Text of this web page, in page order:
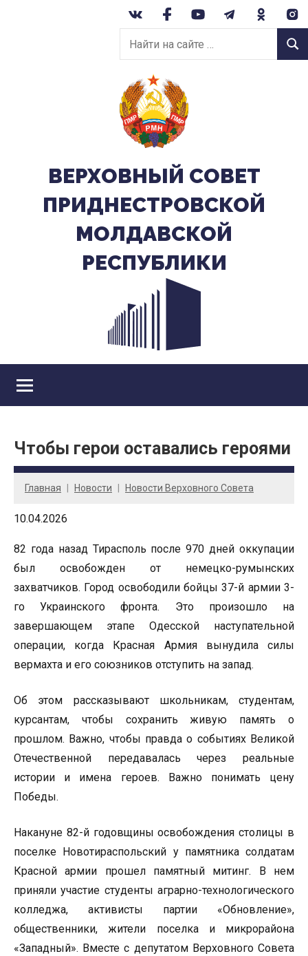
Найти
на
сайте:
ВЕРХОВНЫЙ CОВЕТ
ПРИДНЕСТРОВСКОЙ
МОЛДАВСКОЙ
РЕСПУБЛИКИ
Чтобы герои оставались героями
Главная Новости Новости Верховного Совета
10.04.2026
82 года назад Тирасполь после 970 дней оккупации
был освобожден от немецко-румынских
захватчиков. Город освободили бойцы 37-й армии 3-
го Украинского фронта. Это произошло на
завершающем этапе Одесской наступательной
операции, когда Красная Армия вынудила силы
вермахта и его союзников отступить на запад.
Об этом рассказывают школьникам, студентам,
курсантам, чтобы сохранить живую память о
прошлом. Важно, чтобы правда о событиях Великой
Отечественной передавалась через реальные
истории и имена героев. Важно понимать цену
Победы.
Накануне 82-й годовщины освобождения столицы в
поселке Новотираспольский у памятника солдатам
Красной армии прошел памятный митинг. В нем
приняли участие студенты аграрно-технологического
колледжа, активисты партии «Обновление»,
общественники, жители поселка и микрорайона
«Западный». Вместе с депутатом Верховного Совета